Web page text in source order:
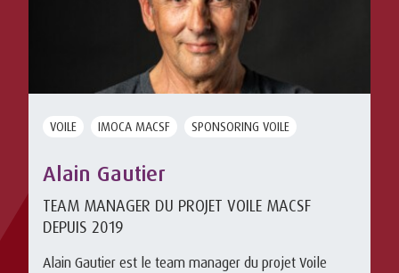
VOILE IMOCA MACSF SPONSORING VOILE
Alain Gautier
TEAM MANAGER DU PROJET VOILE MACSF
DEPUIS 2019
Alain Gautier est le team manager du projet Voile